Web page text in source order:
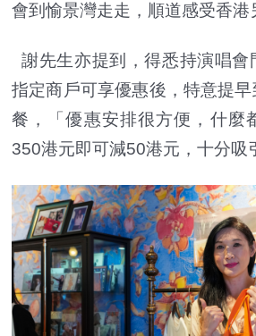
會到愉景灣走走，順道感受香港
謝先生亦提到，得悉持演唱會
指定商戶可享優惠後，特意提
餐，「優惠安排很方便，什麼
350港元即可減50港元，十分吸